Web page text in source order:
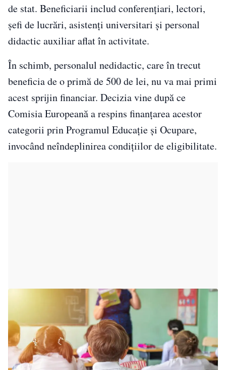
de stat. Beneficiarii includ conferențiari, lectori,
șefi de lucrări, asistenți universitari și personal
didactic auxiliar aflat în activitate.
În schimb, personalul nedidactic, care în trecut
beneficia de o primă de 500 de lei, nu va mai primi
acest sprijin financiar. Decizia vine după ce
Comisia Europeanăa respins finanțarea acestor
categorii prin Programul Educație și Ocupare,
invocând neîndeplinirea condițiilor de eligibilitate.